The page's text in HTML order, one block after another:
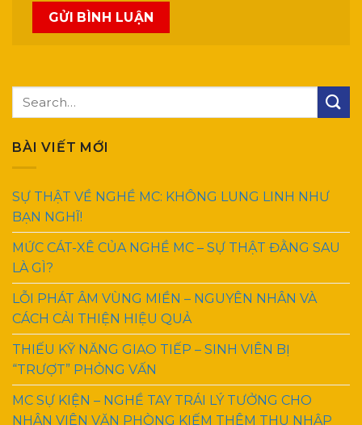
BÀI VIẾT MỚI
SỰ THẬT VỀ NGHỀ MC: KHÔNG LUNG LINH NHƯ
BẠN NGHĨ!
MỨC CÁT-XÊ CỦA NGHỀ MC – SỰ THẬT ĐẰNG SAU
LÀ GÌ?
LỖI PHÁT ÂM VÙNG MIỀN – NGUYÊN NHÂN VÀ
CÁCH CẢI THIỆN HIỆU QUẢ
THIẾU KỸ NĂNG GIAO TIẾP – SINH VIÊN BỊ
“TRƯỢT” PHỎNG VẤN
MC SỰ KIỆN – NGHỀ TAY TRÁI LÝ TƯỞNG CHO
NHÂN VIÊN VĂN PHÒNG KIẾM THÊM THU NHẬP